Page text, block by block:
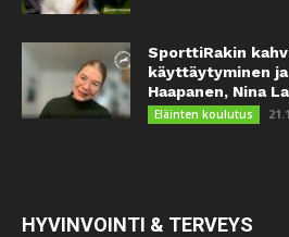
SporttiRakin
käyttäytyminen
Haapanen, Nina
Eläinten koulutus
HYVINVOINTI & TERVEYS